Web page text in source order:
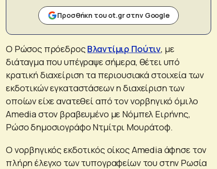
Προσθήκη του ot.gr στην Google
Ο Ρώσος πρόεδροςΒλαντίμιρ Πούτιν, με
διάταγμα που υπέγραψε σήμερα, θέτει υπό
κρατική διαχείριση τα περιουσιακά στοιχεία των
εκδοτικών εγκαταστάσεων η διαχείριση των
οποίων είχε ανατεθεί από τον νορβηγικό όμιλο
Amedia στον βραβευμένο με Νόμπελ Ειρήνης,
Ρώσο δημοσιογράφο Ντμίτρι Μουράτοφ.
Ο νορβηγικός εκδοτικός οίκος Amedia άφησε τον
πλήρη έλεγχο των τυπογραφείων του στην Ρωσία